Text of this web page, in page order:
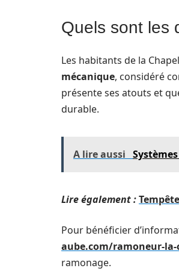
Quels sont les
Les habitants de la
mécanique, considéré
présente ses atouts et
durable.
A lire aussi
Lire également :
Pour bénéficier
aube.com/ramoneur-
ramonage.